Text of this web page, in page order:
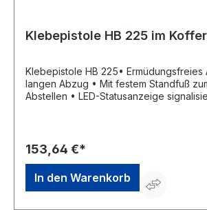
Klebepistole HB 225 im
Klebepistole HB 225• Ermüdungsfreies
langen Abzug • Mit festem Standfuß zum sicheren
Abstellen • LED-Statusanzeige signalisiert die
x 205 x 75 mm • Gewicht: 465 g • Betriebsspannung:
220–240 V, 50/60 Hz • Leistungsaufnahme: 200 W •
Verarbeitungstemperatur: 140 - 230 °C •
Schmelzklebstoffkerzen: 200 mm/300
mm • Schmelzleistung: bis 1,5 kg/h Lieferung: Im
153,64 €*
In den Warenkorb